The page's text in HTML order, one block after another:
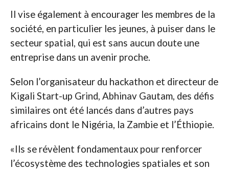
Il vise également à encourager les membres de la
société, en particulier les jeunes, à puiser dans le
secteur spatial, qui est sans aucun doute une
entreprise dans un avenir proche.
Selon l’organisateur du hackathon et directeur de
Kigali Start-up Grind, Abhinav Gautam, des défis
similaires ont été lancés dans d’autres pays
africains dont le Nigéria, la Zambie et l’Éthiopie.
«Ils se révèlent fondamentaux pour renforcer
l’écosystème des technologies spatiales et son